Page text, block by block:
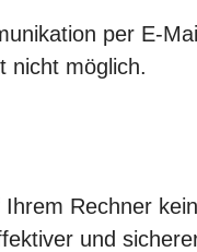
per E-
nicht möglich.
Rechner
und